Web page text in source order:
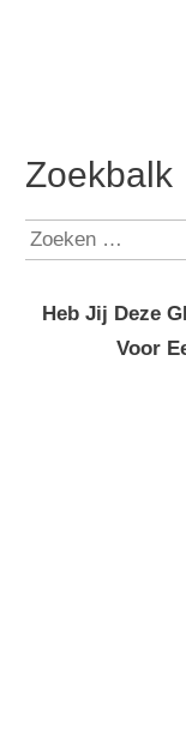
Zoekbalk
Zoeken
Heb Jij Deze
Voor